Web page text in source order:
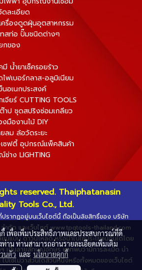
ละเอียด
ครื่องดูดฝุ่นอุตสาหกรรม
สท่อ ปั๊มชนิดต่างๆ
กของ
น้ำยาเช็ครอยร้าว
ฟเบอร์กลาส-อลูมิเนียม
นอเนกประสงค์
ยร์ CUTTING TOOLS
าป ชุดสปริงซ่อมเกลียว
งมืองานไม้ DIY
ลม ล้อวัดระยะ
ซฟตี้ อุปกรณ์แพ็คสินค้า
าง LIGHTING
reserved. Thaiphatanasin
Tools Co., Ltd.
รากฏอยู่บนเว็บไซต์นี้ ถือเป็นลิขสิทธิ์ของ บริษัท
กัด และเว็บไซต์ www.tpqtools-thailand.com
นแบบ ดาวน์โหลด หรือนำไปใช้ประโยชน์อื่นใดโดย
เป็นลายลักษณ์อักษร หากพบว่ามีการละเมิด นำ
ปใช้ไม่ว่าส่วนใดส่วนหนึ่งหรือทั้งหมดของเว็บไซต์
กี้ เพื่อเพิ่มประสิทธิภาพและประสบการณ์ที่ดี
ท่าน ท่านสามารถอ่านรายละเอียดเพิ่มเติม
นตัวและนโยบายคุกกี้